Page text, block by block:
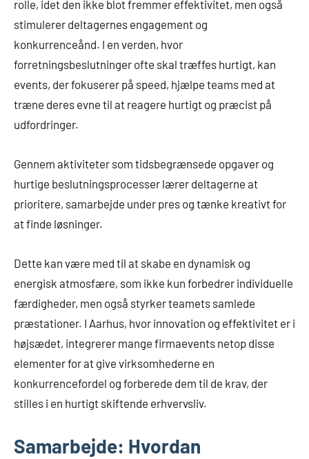
rolle, idet den ikke blot fremmer effektivitet, men også
stimulerer deltagernes engagement og
konkurrenceånd. I en verden, hvor
forretningsbeslutninger ofte skal træffes hurtigt, kan
events, der fokuserer på speed, hjælpe teams med at
træne deres evne til at reagere hurtigt og præcist på
udfordringer.
Gennem aktiviteter som tidsbegrænsede opgaver og
hurtige beslutningsprocesser lærer deltagerne at
prioritere, samarbejde under pres og tænke kreativt for
at finde løsninger.
Dette kan være med til at skabe en dynamisk og
energisk atmosfære, som ikke kun forbedrer individuelle
færdigheder, men også styrker teamets samlede
præstationer. I Aarhus, hvor innovation og effektivitet er i
højsædet, integrerer mange firmaevents netop disse
elementer for at give virksomhederne en
konkurrencefordel og forberede dem til de krav, der
stilles i en hurtigt skiftende erhvervsliv.
Samarbejde: Hvordan